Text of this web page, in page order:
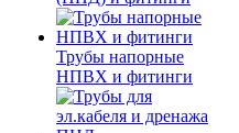
Трубы напорные
НПВХ и фитинги